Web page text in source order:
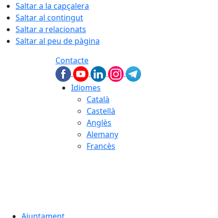
Saltar a la capçalera
Saltar al contingut
Saltar a relacionats
Saltar al peu de pàgina
Contacte
Idiomes
Català
Castellà
Anglès
Alemany
Francès